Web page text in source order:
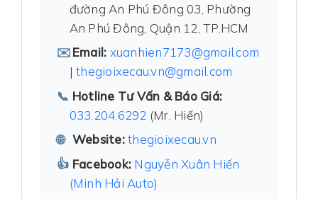
đường An Phú Đông 03, Phường
An Phú Đông, Quận 12, TP.HCM
Email: xuanhien7173@gmail.com
| thegioixecau.vn@gmail.com
Hotline Tư Vấn & Báo Giá:
033.204.6292 (Mr. Hiến)
Website: thegioixecau.vn
Facebook: Nguyễn Xuân Hiến
(Minh Hải Auto)